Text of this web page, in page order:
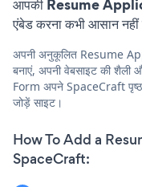
आपकी Resume
एंबेड करना कभी आसान नहीं
अपनी अनुकूलित Resume
बनाएं, अपनी वेबसाइट की
Form अपने SpaceCraft पृष्ठ,
जोड़ें साइट।
How To Add a
SpaceCraft: